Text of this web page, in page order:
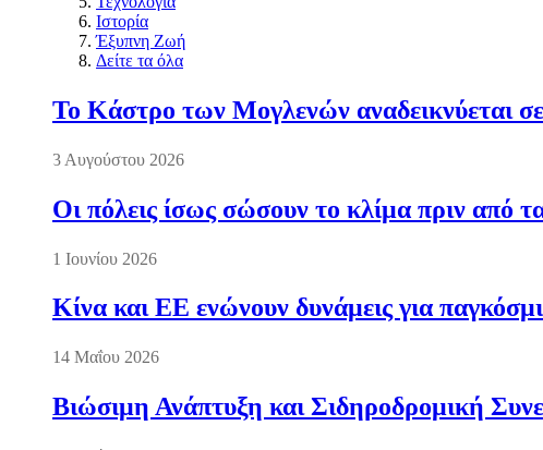
Ιστορία
Έξυπνη Ζωή
Δείτε τα όλα
Το Κάστρο των Μογλενών αναδεικνύεται
3 Αυγούστου 2026
Οι πόλεις ίσως σώσουν το κλίμα πριν από
1 Ιουνίου 2026
Κίνα και ΕΕ ενώνουν δυνάμεις για
14 Μαΐου 2026
Βιώσιμη Ανάπτυξη και Σιδηροδρομική